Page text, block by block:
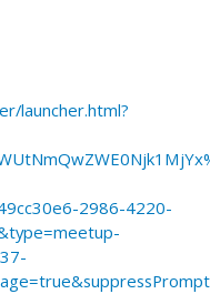
launcher.html?
2986-4220-